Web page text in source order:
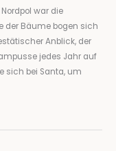
war die
der Bäume bogen sich
Anblick, der
jedes Jahr auf
sich bei Santa, um